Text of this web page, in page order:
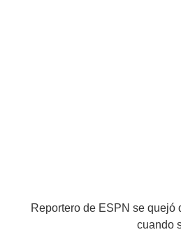
Reportero de ESPN se quejó
cuando